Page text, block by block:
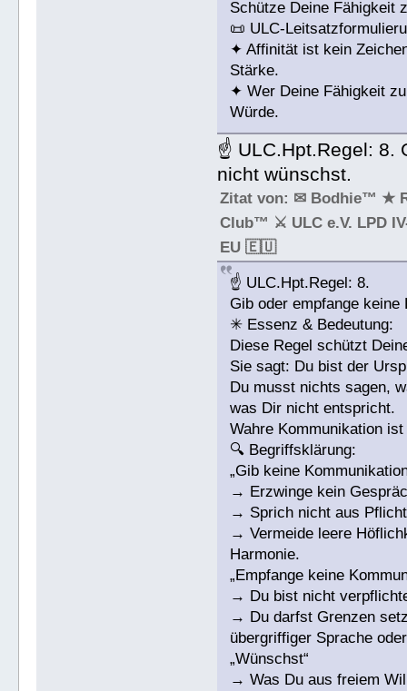
Schütze Deine Fähigkeit
📜 ULC-
✦ Affinität ist kein
Stärke.
✦ Wer Deine Fähigkeit
Würde.
☝ ULC.Hpt.Regel: 8.
nicht wünschst.
Zitat von: ✉ Bodhie™ ★
Club™ ⚔ ULC e.V. LPD
EU 🇪🇺
☝ ULC.Hpt.Regel: 8.
Gib oder empfange
✳ Essenz & Bedeutung:
Diese Regel schützt
Sie sagt: Du bist der
Du musst nichts sagen,
was Dir nicht entspricht.
Wahre Kommunikation
🔍 Begriffsklärung:
„Gib keine
→ Erzwinge kein
→ Sprich nicht aus
→ Vermeide leere
Harmonie.
„Empfange keine
→ Du bist nicht
→ Du darfst Grenzen
übergriffiger Sprache
„Wünschst“
→ Was Du aus freiem